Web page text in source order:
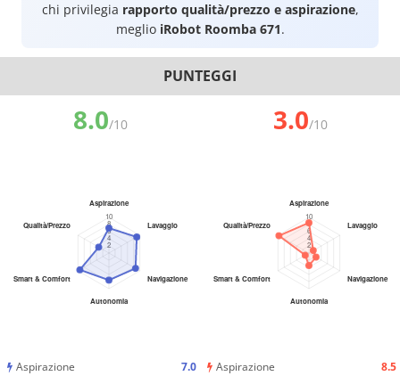
chi privilegia rapporto qualità/prezzo e aspirazione,
meglio iRobot Roomba 671.
PUNTEGGI
8.0/10 3.0/10
Aspirazione
7.0
Aspirazione
8.5